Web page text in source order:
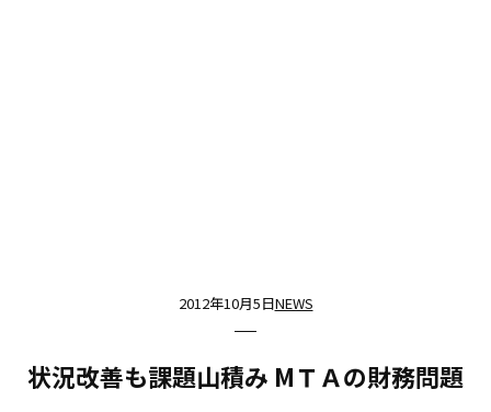
2012年10月5日NEWS
状況改善も課題山積み MＴＡの財務問題